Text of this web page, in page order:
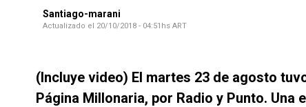
Santiago-marani
Actualizado el 20/10/2018 - 04:51hs ART
(Incluye video) El martes 23 de agosto
Página Millonaria, por Radio y Punto.